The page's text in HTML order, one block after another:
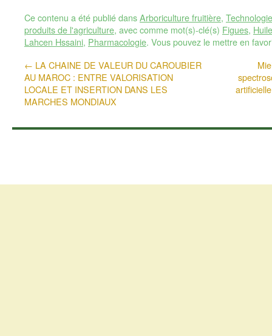
Ce contenu a été publié dansArboriculture fruitière,
produits de l'agriculture, avec comme mot(s)-clé(s) Figues, Huile
Lahcen Hssaini, Pharmacologie. Vous pouvez le mettre en
← LA CHAINE DE VALEUR DU CAROUBIER
AU MAROC : ENTRE VALORISATION
LOCALE ET INSERTION DANS LES
MARCHES MONDIAUX